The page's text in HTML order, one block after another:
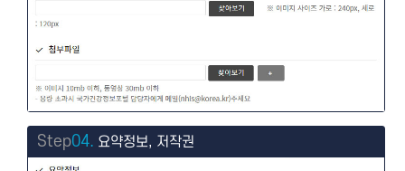
Step04. 요약정보, 저작권